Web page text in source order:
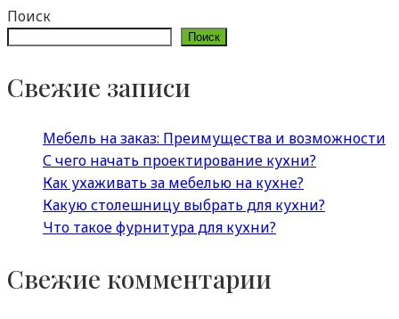
Поиск
Поиск
Свежие записи
Мебель на заказ: Преимущества и возможности
С чего начать проектирование кухни?
Как ухаживать за мебелью на кухне?
Какую столешницу выбрать для кухни?
Что такое фурнитура для кухни?
Свежие комментарии